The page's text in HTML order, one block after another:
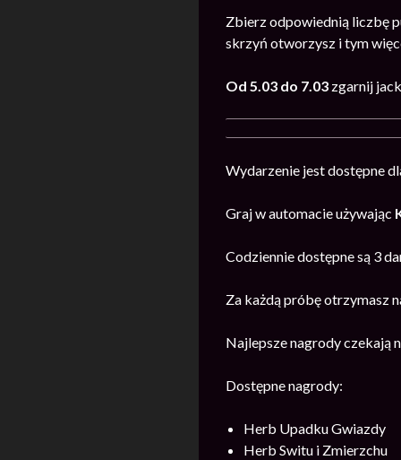
Zbierz odpowiednią liczbę
skrzyń otworzysz i tym
Od 5.03 do 7.03 zgarnij
Wydarzenie jest dostępne
Graj w automacie używając
Codziennie dostępne są 3
Za każdą próbę otrzymasz
Najlepsze nagrody czekają
Dostępne nagrody:
Herb Upadku Gwiazdy
Herb Switu i Zmierzchu